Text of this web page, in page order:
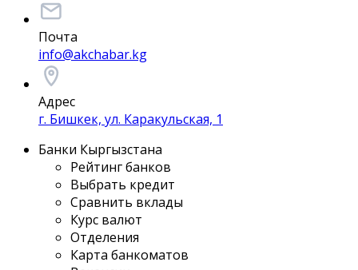
Почта
info@akchabar.kg
Адрес
г. Бишкек, ул. Каракульская, 1
Банки Кыргызстана
Рейтинг банков
Выбрать кредит
Сравнить вклады
Курс валют
Отделения
Карта банкоматов